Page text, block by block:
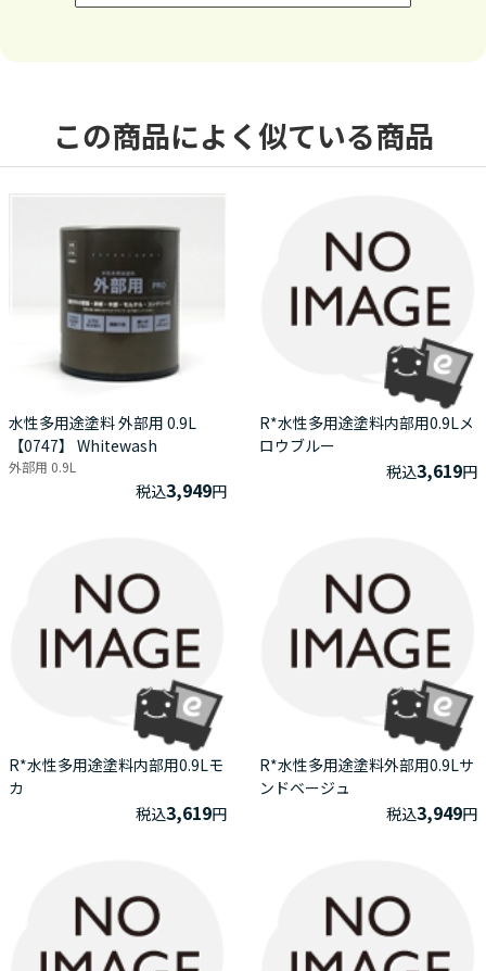
この商品によく似ている商品
水性多用途塗料 外部用 0.9L
【0747】 Whitewash
外部用 0.9L
税込3,949円
R*水性多用途塗料内部用0.9Lメ
ロウブルー
税込3,619円
R*水性多用途塗料内部用0.9Lモ
カ
税込3,619円
R*水性多用途塗料外部用0.9Lサ
ンドベージュ
税込3,949円